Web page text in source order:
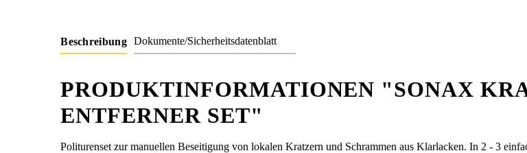
Beschreibung Dokumente/Sicherheitsdatenblatt
PRODUKTINFORMATIONEN "SONAX
ENTFERNER SET"
Politurenset zur manuellen Beseitigung von lokalen Kratzern und Schrammen aus Klarlacken. In 2 - 3